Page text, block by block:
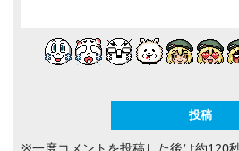
※一度コメントを投稿した後は約120